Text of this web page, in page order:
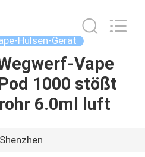
Hülsen-Gerät
Vape
1000 stößt
6.0ml luft
Shenzhen